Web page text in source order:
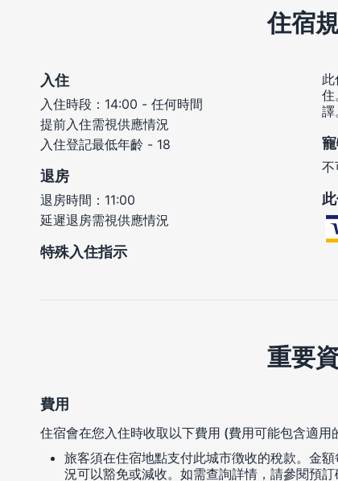
住宿
入住
入住時段：14:00 - 任何時間
提前入住需視供應情況
入住登記最低年齡 - 18
退房
退房時間：11:00
延遲退房需視供應情況
特殊入住指示
住
譯
不
重要
費用
住宿會在您入住時收取以下費用 (費用可能包含適用
旅客須在住宿地點支付此城市徴收的稅款。金
況可以豁免或減收。如需查詢詳情，請參閱預